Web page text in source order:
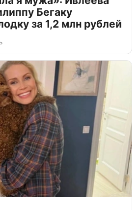
Бегаку
за 1,2 млн рублей